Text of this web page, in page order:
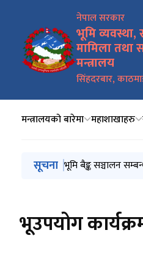
नेपाल सरकार
भूमि
मामिला तथा
मन्त्रालय
सिंहदरबार,
मन्त्रालयको बारेमा महाशाखाहरु
मुख्य नेभिगेसनमा जानुहोस्
सूचना २०८३ साल बैशाख १
भूमि बैङ्क सञ्चालन
गुठी संस्थानको
भूमि बैङ्क (स्थापना तथा
धनुषास्थित गुठी जग्गा
भूउपयोग